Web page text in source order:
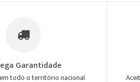
Garantidade
todo o território nacional